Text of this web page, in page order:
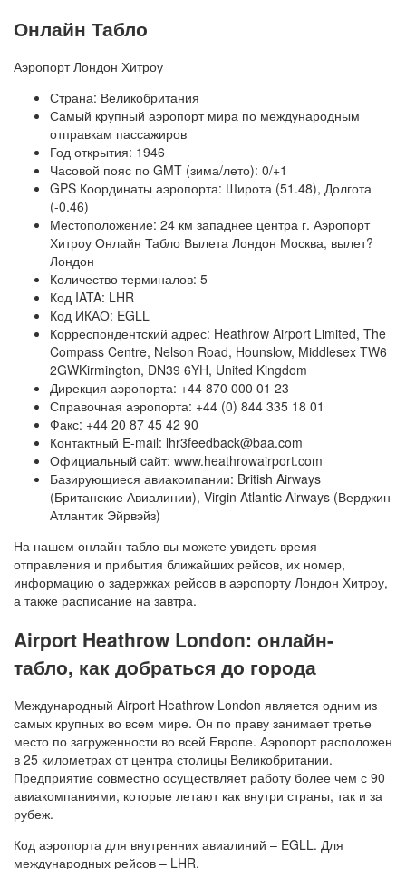
Онлайн Табло
Аэропорт Лондон Хитроу
Страна: Великобритания
Самый крупный аэропорт мира по международным
отправкам пассажиров
Год открытия: 1946
Часовой пояс по GMT (зима/лето): 0/+1
GPS Координаты аэропорта: Широта (51.48), Долгота
(-0.46)
Местоположение: 24 км западнее центра г. Аэропорт
Хитроу Онлайн Табло Вылета Лондон Москва, вылет?
Лондон
Количество терминалов: 5
Код IATA: LHR
Код ИКАО: EGLL
Корреспондентский адрес: Heathrow Airport Limited, The
Compass Centre, Nelson Road, Hounslow, Middlesex TW6
2GWKirmington, DN39 6YH, United Kingdom
Дирекция аэропорта: +44 870 000 01 23
Справочная аэропорта: +44 (0) 844 335 18 01
Факс: +44 20 87 45 42 90
Контактный E-mail: lhr3feedback@baa.com
Официальный cайт: www.heathrowairport.com
Базирующиеся авиакомпании: British Airways
(Британские Авиалинии), Virgin Atlantic Airways (Верджин
Атлантик Эйрвэйз)
На нашем онлайн-табло вы можете увидеть время
отправления и прибытия ближайших рейсов, их номер,
информацию о задержках рейсов в аэропорту Лондон Хитроу,
а также расписание на завтра.
Airport Heathrow London: онлайн-
табло, как добраться до города
Международный Airport Heathrow London является одним из
самых крупных во всем мире. Он по праву занимает третье
место по загруженности во всей Европе. Аэропорт расположен
в 25 километрах от центра столицы Великобритании.
Предприятие совместно осуществляет работу более чем с 90
авиакомпаниями, которые летают как внутри страны, так и за
рубеж.
Код аэропорта для внутренних авиалиний – EGLL. Для
международных рейсов – LHR.